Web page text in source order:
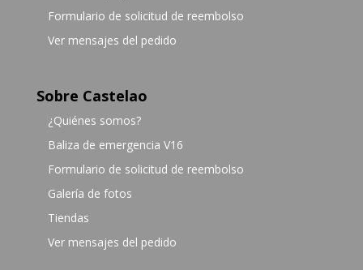
Formulario de solicitud de reembolso
Ver mensajes del pedido
Sobre Castelao
¿Quiénes somos?
Baliza de emergencia V16
Formulario de solicitud de reembolso
Galería de fotos
Tiendas
Ver mensajes del pedido